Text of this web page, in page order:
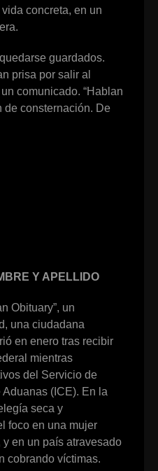
concreta, en un
guardados.
prisa por salir al
comunicado. “Hablan
de consternación. De
Y APELLIDO
Obituary”, un
una ciudadana
en enero tras recibir
mientras
del Servicio de
Aduanas (ICE). En la
seca y
foco en una mujer
y en un país atravesado
cobrando víctimas.